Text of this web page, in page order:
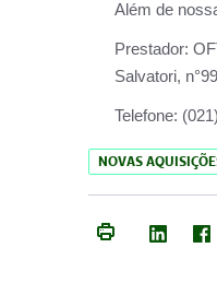
Além de
Prestador:
Salvatori,
Telefone:
NOVAS